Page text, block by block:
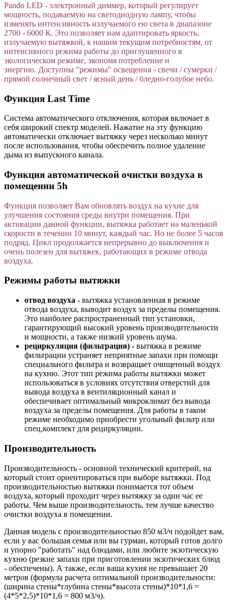
Pando LED - электронный диммер, который регулирует
мощность, подаваемую на светодиодную лампу, чтобы
изменять интенсивность излучаемого ею света в диапазоне
2700 - 6000 К. Это позволяет нам адаптировать яркость,
излучаемую вытяжкой, к нашим текущим потребностям, от
интенсивного режима работы до приглушенного в
экологическом режиме, экономя потребление и
энергию. Доступны "режимы" освещения - свечи / сумерки /
прямой солнечный свет / ясный день / бледно-голубое небо.
Функция Last Time
Система автоматического отключения, которая включает в
себя широкий спектр моделей. Нажатие на эту функцию
автоматически отключает вытяжку через несколько минут
после использования, чтобы обеспечить полное удаление
дыма из выпускного канала.
Функция автоматической очистки воздуха в
помещении 5h
Функция позволяет Вам обновлять воздух на кухне для
улучшения состояния среды внутри помещения. При
активации данной функции, вытяжка работает на маленькой
скорости в течении 10 минут, каждый час. Но не более 5 часов
подряд. Цикл продолжается непрерывно до выключения и
очень полезен для вытяжек, работающих в режиме отвода
воздуха.
Режимы работы вытяжки
отвод воздуха - вытяжка установленная в режиме
отвода воздуха, выводит воздух за пределы помещения.
Это наиболее распространенный тип установки,
гарантирующий высокий уровень производительности
и мощности, а также низкий уровень шума.
рециркуляция (фильтрация) - вытяжка в режиме
фильтрации устраняет неприятные запахи при помощи
специального фильтра и возвращает очищенный воздух
на кухню. Этот тип режима работы вытяжки может
использоваться в условиях отсутствия отверстий для
вывода воздуха в вентиляционный канал и
обеспечивает оптимальный микроклимат без вывода
воздуха за пределы помещения. Для работы в таком
режиме необходимо приобрести угольный фильтр или
спец,комплект для рециркуляции.
Производительность
Производительность - основной технический критерий, на
который стоит ориентироваться при выборе вытяжки. Под
производительностью вытяжки понимается тот объем
воздуха, который проходит через вытяжку за один час ее
работы. Чем выше производительность, тем лучше качество
очистки воздуха в помещении.
Данная модель с производительностью 850 м3/ч подойдет вам,
если у вас большая семья или вы гурман, который готов долго
и упорно "работать" над блюдами, или любите экзотическую
кухню (резкие запахи при приготовлении экзотических блюд
- обеспечены). А также, если ваша кухня не превышает 20
метров (формула расчета оптимальной производительности:
(ширина стены*глубина стены*высота стены)*10*1,6 =
(4*5*2,5)*10*1,6 = 800 м3/ч).